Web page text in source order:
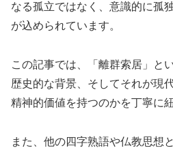
なる孤立ではなく、意識的に孤
が込められています。
この記事では、「離群索居」と
歴史的な背景、そしてそれが現
精神的価値を持つのかを丁寧に
また、他の四字熟語や仏教思想